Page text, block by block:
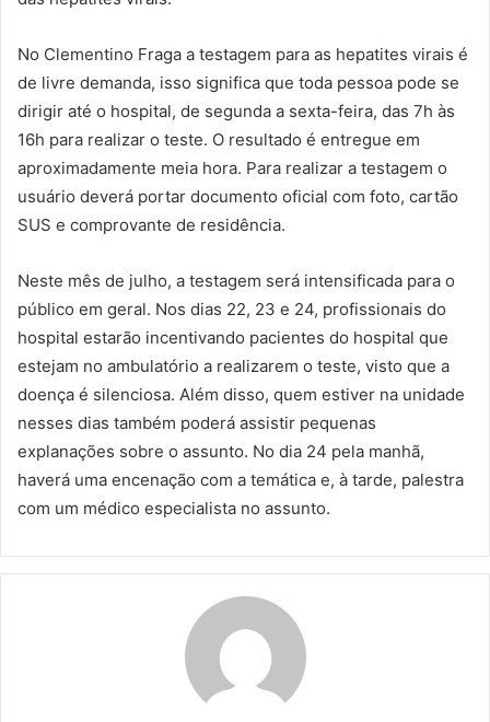
No Clementino Fraga a testagem para as hepatites virais é
de livre demanda, isso significa que toda pessoa pode se
dirigir até o hospital, de segunda a sexta-feira, das 7h às
16h para realizar o teste. O resultado é entregue em
aproximadamente meia hora. Para realizar a testagem o
usuário deverá portar documento oficial com foto, cartão
SUS e comprovante de residência.
Neste mês de julho, a testagem será intensificada para o
público em geral. Nos dias 22, 23 e 24, profissionais do
hospital estarão incentivando pacientes do hospital que
estejam no ambulatório a realizarem o teste, visto que a
doença é silenciosa. Além disso, quem estiver na unidade
nesses dias também poderá assistir pequenas
explanações sobre o assunto. No dia 24 pela manhã,
haverá uma encenação com a temática e, à tarde, palestra
com um médico especialista no assunto.